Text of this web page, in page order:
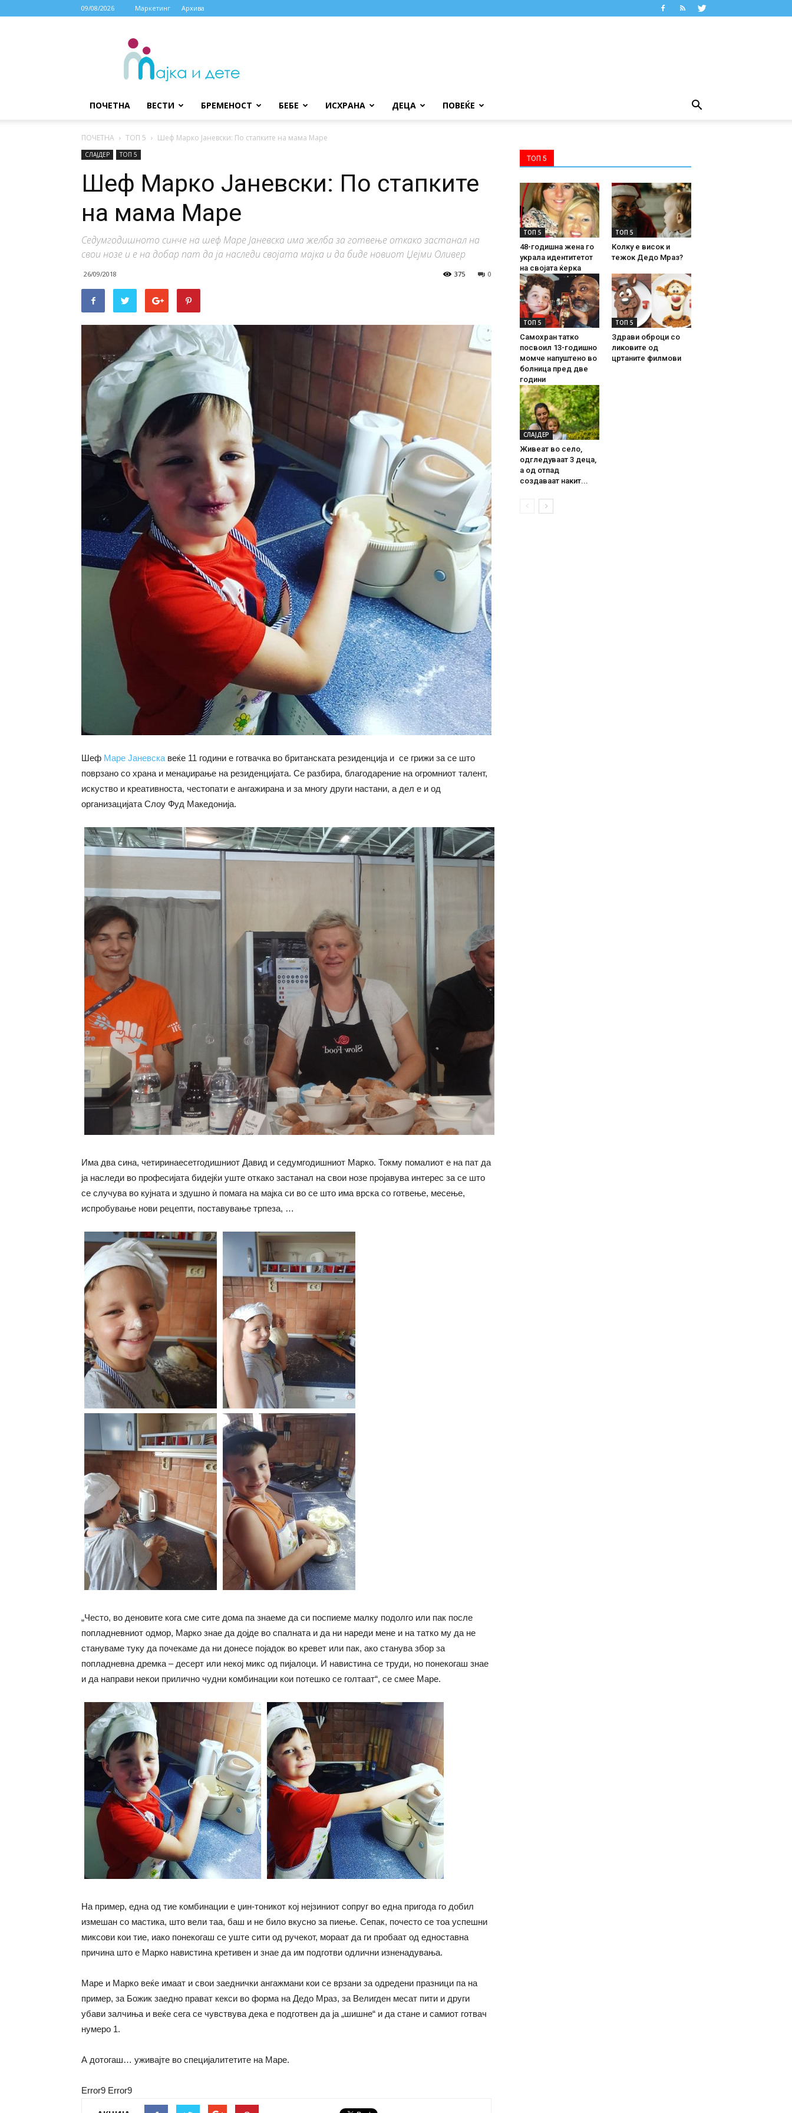
09/08/2026 Маркетинг Архива
МАЈКА
ДЕТЕ
ПОЧЕТНА ВЕСТИ БРЕМЕНОСТ БЕБЕ ИСХРАНА ДЕЦА ПОВЕЌЕ
ПОЧЕТНА ТОП 5 Шеф Марко Јаневски: По стапките на мама Маре
СЛАЈДЕР ТОП 5
Шеф Марко Јаневски: По стапките
на мама Маре
Седумгодишното синче на шеф Маре Јаневска има желба за готвење откако застанал на
свои нозе и е на добар пат да ја наследи својата мајка и да биде новиот Џејми Оливер
26/09/2018 0
375
Шеф Маре Јаневска веќе 11 години е готвачка во британската резиденција и се грижи за сe што
поврзано со храна и менаџирање на резиденцијата. Се разбира, благодарение на огромниот талент,
искуство и креативноста, честопати е ангажирана и за многу други настани, а дел е и од
организацијата Слоу Фуд Македонија.
Има два сина, четиринаесетгодишниот Давид и седумгодишниот Марко. Токму помалиот е на пат да
ја наследи во професијата бидејќи уште откако застанал на свои нозе пројавува интерес за се што
се случува во кујната и здушно ѝ помага на мајка си во се што има врска со готвење, месење,
испробување нови рецепти, поставување трпеза, …
„Често, во деновите кога сме сите дома па знаеме да си поспиеме малку подолго или пак после
попладневниот одмор, Марко знае да дојде во спалната и да ни нареди мене и на татко му да не
стануваме туку да почекаме да ни донесе појадок во кревет или пак, ако станува збор за
попладневна дремка – десерт или некој микс од пијалоци. И навистина се труди, но понекогаш знае
и да направи некои прилично чудни комбинации кои потешко се голтаат“, се смее Маре.
На пример, една од тие комбинации е џин-тоникот кој нејзиниот сопруг во една пригода го добил
измешан со мастика, што вели таа, баш и не било вкусно за пиење. Сепак, почесто се тоа успешни
миксови кои тие, иако понекогаш се уште сити од ручекот, мораат да ги пробаат од едноставна
причина што е Марко навистина кретивен и знае да им подготви одлични изненадувања.
Маре и Марко веќе имаат и свои заеднички ангажмани кои се врзани за одредени празници па на
пример, за Божик заедно прават кекси во форма на Дедо Мраз, за Велигден месат пити и други
убави залчиња и веќе сега се чувствува дека е подготвен да ја „шишне“ и да стане и самиот готвач
нумеро 1.
А дотогаш… уживајте во специјалитетите на Маре.
Error9 Error9
ТОП 5
ТОП 5
48-годишна жена го
украла идентитетот
на својата ќерка
ТОП 5
Колку е висок и
тежок Дедо Мраз?
ТОП 5
Самохран татко
посвоил 13-годишно
момче напуштено во
болница пред две
години
ТОП 5
Здрави оброци со
ликовите од
цртаните филмови
СЛАЈДЕР
Живеат во село,
одгледуваат 3 деца,
а од отпад
создаваат накит...